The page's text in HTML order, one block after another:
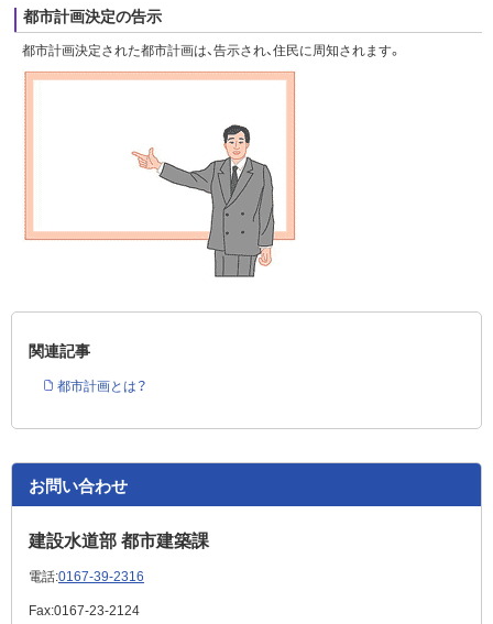
都市計画決定の告示
都市計画決定された都市計画は、告示され、住民に周知されます。
関連記事
都市計画とは？
お問い合わせ
建設水道部 都市建築課
電話:0167-39-2316
Fax:0167-23-2124